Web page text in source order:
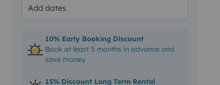
Add dates
10% Early Booking Discount
Book at least 5 months in advance and
save money
15% Discount Long Term Rental